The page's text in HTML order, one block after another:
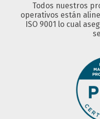
Todos nuestros
operativos están
ISO 9001 lo cual